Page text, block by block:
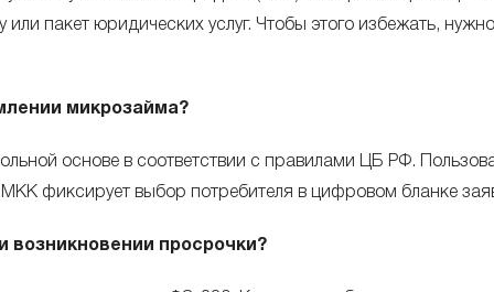
пакет юридических услуг. Чтобы этого избежать,
микрозайма?
основе в соответствии с правилами ЦБ РФ.
фиксирует выбор потребителя в цифровом бланке
возникновении просрочки?